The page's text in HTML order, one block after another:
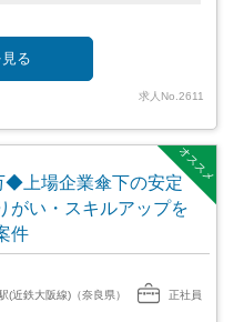
る
求人No.2611
オススメ
◆上場企業傘下の安定
がい・スキルアップを
件
(近鉄大阪線)（奈良県） 正社員